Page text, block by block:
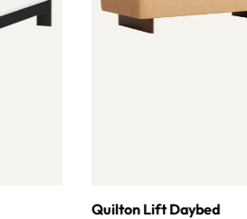
Quilton Lift Daybed